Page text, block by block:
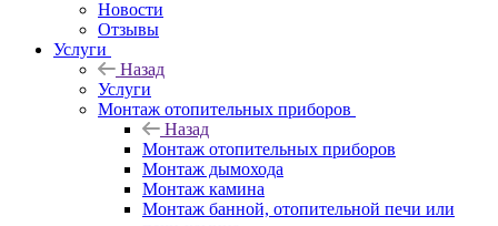
Новости
Отзывы
Услуги
Назад
Услуги
Монтаж отопительных приборов
Назад
Монтаж отопительных приборов
Монтаж дымохода
Монтаж камина
Монтаж банной, отопительной печи или